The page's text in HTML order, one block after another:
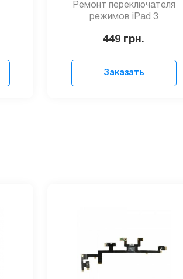
Ремонт переключателя
режимов iPad 3
449 грн.
Заказать